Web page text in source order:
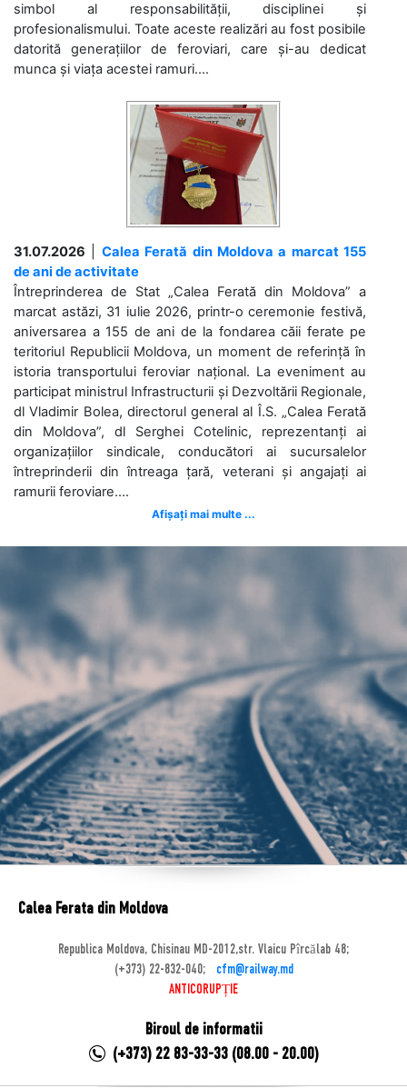
simbol al responsabilității, disciplinei și
profesionalismului. Toate aceste realizări au fost posibile
datorită generațiilor de feroviari, care și-au dedicat
munca și viața acestei ramuri....
31.07.2026
Calea Ferată din Moldova a marcat 155
de ani de activitate
Întreprinderea de Stat „Calea Ferată din Moldova” a
marcat astăzi, 31 iulie 2026, printr-o ceremonie festivă,
aniversarea a 155 de ani de la fondarea căii ferate pe
teritoriul Republicii Moldova, un moment de referință în
istoria transportului feroviar național. La eveniment au
participat ministrul Infrastructurii și Dezvoltării Regionale,
dl Vladimir Bolea, directorul general al Î.S. „Calea Ferată
din Moldova”, dl Serghei Cotelinic, reprezentanți ai
organizațiilor sindicale, conducători ai sucursalelor
întreprinderii din întreaga țară, veterani și angajați ai
ramurii feroviare....
Afișați mai multe ...
Calea Ferata din Moldova
Republica Moldova, Chisinau MD-2012,str. Vlaicu Pîrcălab 48;
(+373) 22-832-040;
cfm@railway.md
ANTICORUPȚIE
Biroul de informatii
(+373) 22 83-33-33 (08.00 - 20.00)